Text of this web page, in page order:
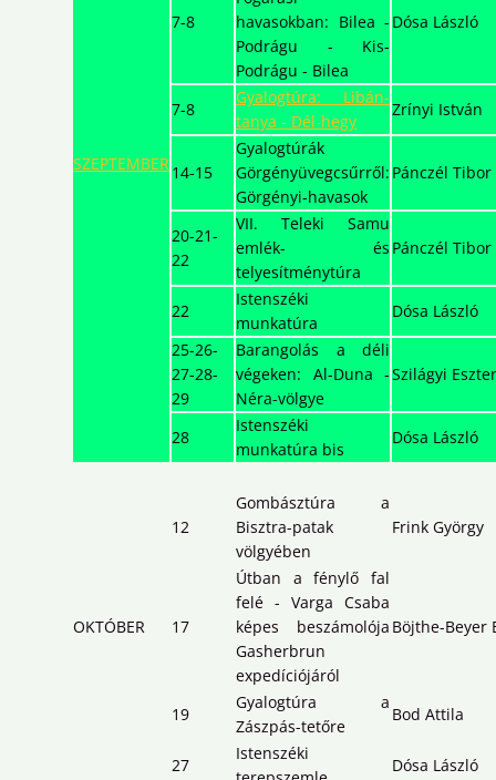
SZEPTEMBER
7-8
havasokban: Bilea -
Podrágu - Kis-
Podrágu - Bilea
Dósa László
7-8
Gyalogtúra: Libán-
tanya - Dél-hegy
Zrínyi István
14-15
Gyalogtúrák
Görgényüvegcsűrről:
Görgényi-havasok
Pánczél Tibor
20-21-
22
VII. Teleki Samu
emlék- és
telyesítménytúra
Pánczél Tibor
22
Istenszéki
munkatúra
Dósa László
25-26-
27-28-
29
Barangolás a déli
végeken: Al-Duna -
Néra-völgye
Szilágyi Eszter
28
Istenszéki
munkatúra bis
Dósa László
OKTÓBER
12
Gombásztúra a
Bisztra-patak
völgyében
Frink György
17
Útban a fénylő fal
felé - Varga Csaba
képes beszámolója
Gasherbrun
expedíciójáról
Böjthe-Beyer
19
Gyalogtúra a
Zászpás-tetőre
Bod Attila
27
Istenszéki
Dósa László